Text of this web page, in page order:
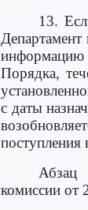
13.
информацию
Порядка,
с даты
Абзац
комиссии от